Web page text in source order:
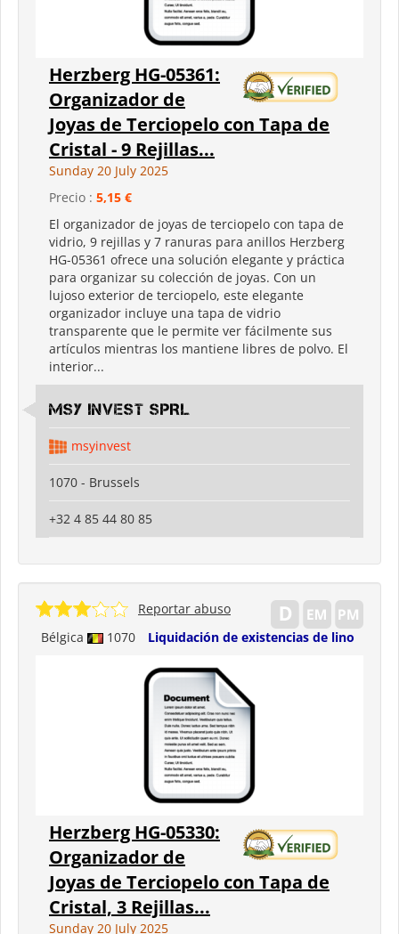
Herzberg HG-05361:
Organizador de
Joyas de Terciopelo con Tapa de
Cristal - 9 Rejillas...
Sunday 20 July 2025
Precio : 5,15 €
El organizador de joyas de terciopelo con tapa de
vidrio, 9 rejillas y 7 ranuras para anillos Herzberg
HG-05361 ofrece una solución elegante y práctica
para organizar su colección de joyas. Con un
lujoso exterior de terciopelo, este elegante
organizador incluye una tapa de vidrio
transparente que le permite ver fácilmente sus
artículos mientras los mantiene libres de polvo. El
interior...
MSY INVEST SPRL
msyinvest
1070 - Brussels
+32 4 85 44 80 85
Bélgica 1070 Liquidación de existencias de lino
Reportar abuso
Herzberg HG-05330:
Organizador de
Joyas de Terciopelo con Tapa de
Cristal, 3 Rejillas...
Sunday 20 July 2025